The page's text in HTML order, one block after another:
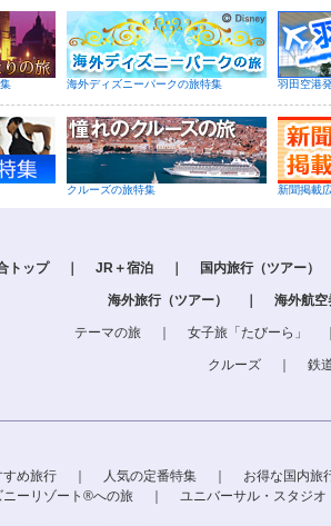
海外ディズニーパークの旅特集 羽田空港
クルーズの旅特集 新聞掲載
トップ ｜ JR＋宿泊 ｜ 国内旅行（ツアー）
海外旅行（ツアー） ｜ 海外航空
テーマの旅 ｜ 女子旅「たびーら」
クルーズ ｜ 鉄
すめ旅行 ｜ 人気の定番特集 ｜
お得な国内旅
ニーリゾート®への旅
｜ ユニバーサル・スタジ